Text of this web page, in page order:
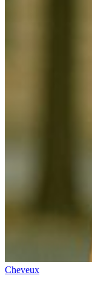
Cheveux